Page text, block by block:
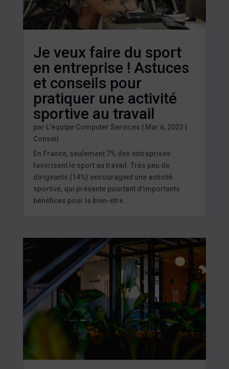
Je veux faire du sport
en entreprise ! Astuces
et conseils pour
pratiquer une activité
sportive au travail
par L'équipe Computer Services Mar 6, 2023
Conseil
En France, seulement 7% des entreprises
favorisent le sport au travail. Très peu de
dirigeants (14%) encouragent une activité
sportive, qui présente pourtant d'importants
bénéfices pour le bien-être...